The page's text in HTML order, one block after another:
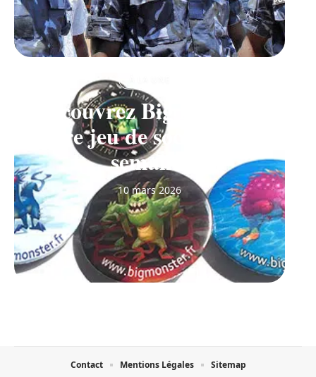
Découvrez Big Monster,
notre jeu de société de la
semaine
10 mars 2026
Contact Mentions Légales Sitemap